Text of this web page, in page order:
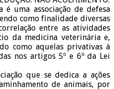
uma associação de defesa
como finalidade diversas
entre as atividades
da medicina veterinária e,
como aquelas privativas à
nos artigos 5º e 6º da Lei
que se dedica a ações
de animais, por